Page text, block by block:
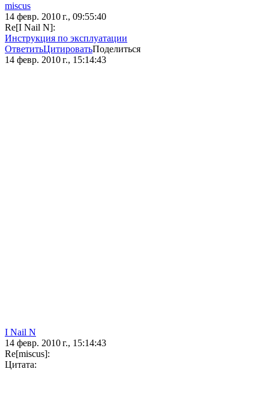
miscus
14 февр. 2010 г., 09:55:40
Re[I Nail N]:
Инструкция по эксплуатации
ОтветитьЦитироватьПоделиться
14 февр. 2010 г., 15:14:43
I Nail N
14 февр. 2010 г., 15:14:43
Re[miscus]:
Цитата: